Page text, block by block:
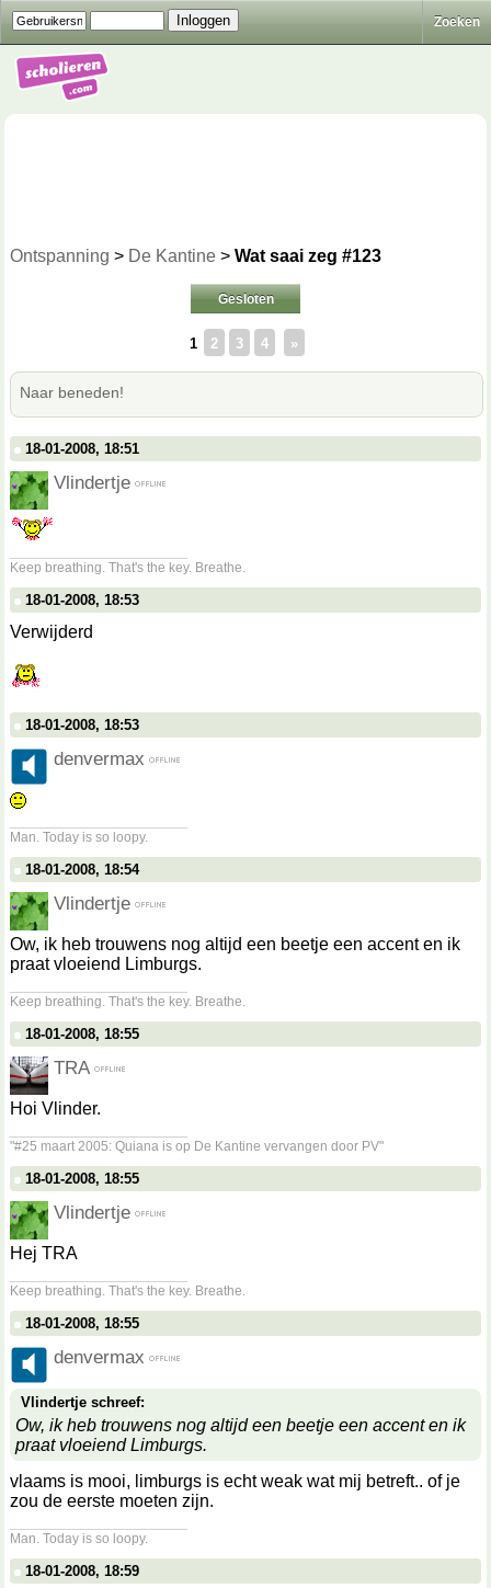
Zoeken
Ontspanning > De Kantine > Wat saai zeg #123
Gesloten
1 2 3 4 »
Naar beneden!
18-01-2008, 18:51
Vlindertje
Keep breathing. That's the key. Breathe.
18-01-2008, 18:53
Verwijderd
18-01-2008, 18:53
denvermax
Man. Today is so loopy.
18-01-2008, 18:54
Vlindertje
Ow, ik heb trouwens nog altijd een beetje een accent en ik
praat vloeiend Limburgs.
Keep breathing. That's the key. Breathe.
18-01-2008, 18:55
TRA
Hoi Vlinder.
"#25 maart 2005: Quiana is op De Kantine vervangen door PV"
18-01-2008, 18:55
Vlindertje
Hej TRA
Keep breathing. That's the key. Breathe.
18-01-2008, 18:55
denvermax
Vlindertje schreef:
Ow, ik heb trouwens nog altijd een beetje een accent en ik
praat vloeiend Limburgs.
vlaams is mooi, limburgs is echt weak wat mij betreft.. of je
zou de eerste moeten zijn.
Man. Today is so loopy.
18-01-2008, 18:59